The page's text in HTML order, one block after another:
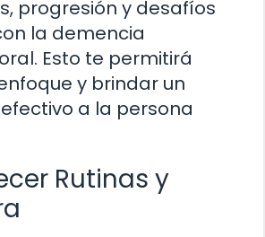
progresión y desafíos
la demencia
Esto te permitirá
y brindar un
a la persona
Rutinas y